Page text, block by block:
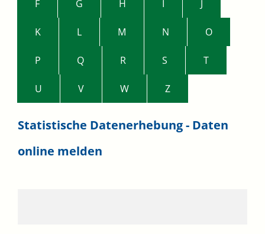
F G H I J
K L M N O
P Q R S T
U V W Z
Statistische Datenerhebung - Daten
online melden